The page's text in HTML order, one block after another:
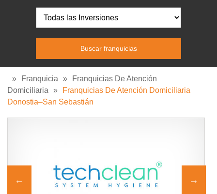
» Franquicia »
Franquicias De Atención
Domiciliaria
»
Franquicias De Atención Domiciliaria
Donostia–San Sebastián